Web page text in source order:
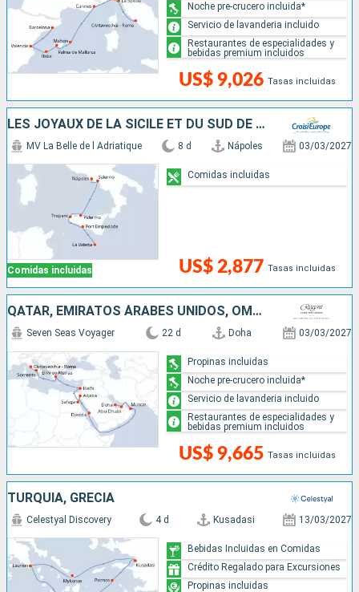
US$ 9,026 Tasas incluidas
Noche pre-crucero incluida*
Servicio de lavanderia incluido
Restaurantes de especialidades y
bebidas premium incluidos
LES JOYAUX DE LA SICILE ET DU SUD DE L'ITALIE
Comidas incluidas
MV La Belle de l Adriatique 8 d Nápoles 03/03/2027
US$ 2,877 Tasas incluidas
Comidas incluidas
QATAR, EMIRATOS ÁRABES UNIDOS, OMAN, ARABIA SAUDÍ, JORDANIA, EGIPTO, ISRAEL, GRECIA, ITALIA
Seven Seas Voyager 22 d Doha 03/03/2027
US$ 9,665 Tasas incluidas
Propinas incluidas
Noche pre-crucero incluida*
Servicio de lavanderia incluido
Restaurantes de especialidades y
bebidas premium incluidos
TURQUÍA, GRECIA
Celestyal Discovery 4 d Kusadasi 13/03/2027
Bebidas Incluidas en Comidas
Crédito Regalado para Excursiones
Propinas incluidas